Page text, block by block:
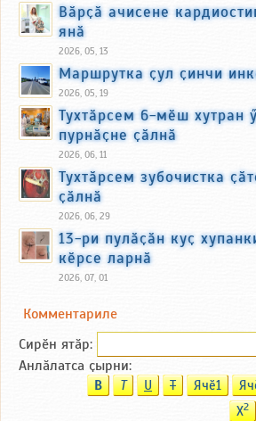
Вӑрҫӑ ачисене
янӑ
2026, 05, 13
Маршрутка ҫул ҫинчи
2026, 05, 19
Тухтӑрсем 6-мӗш хутран
пурнӑҫне ҫӑлнӑ
2026, 06, 11
Тухтӑрсем зубочистка
ҫӑлнӑ
2026, 06, 29
13-ри пулӑҫӑн куҫ
кӗрсе ларнӑ
2026, 07, 01
Комментариле
Сирӗн ятӑp:
Анлӑлатса ҫырни:
B T U T Ячӗ1
X2